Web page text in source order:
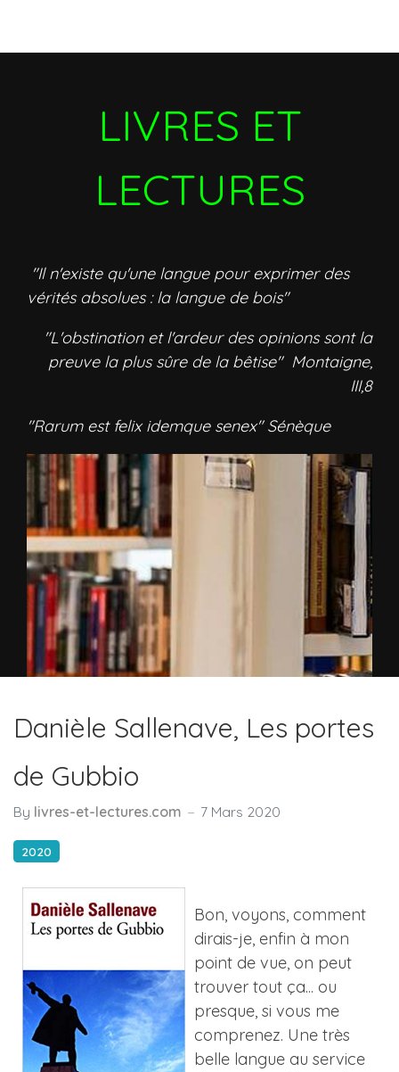
LIVRES ET
LECTURES
"Il n'existe qu'une langue pour exprimer des
vérités absolues : la langue de bois"
"L'obstination et l'ardeur des opinions sont la
preuve la plus sûre de la bêtise" Montaigne,
III,8
"Rarum est felix idemque senex" Sénèque
Danièle Sallenave, Les portes
de Gubbio
By livres-et-lectures.com 7 Mars 2020
2020
Bon, voyons, comment
dirais-je, enfin à mon
point de vue, on peut
trouver tout ça... ou
presque, si vous me
comprenez. Une très
belle langue au service